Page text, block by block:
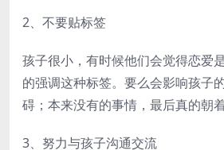
2、不要贴标签
孩子很小，有时候他们会觉得恋爱
的强调这种标签。要么会影响孩子
碍；本来没有的事情，最后真的朝
3、努力与孩子沟通交流